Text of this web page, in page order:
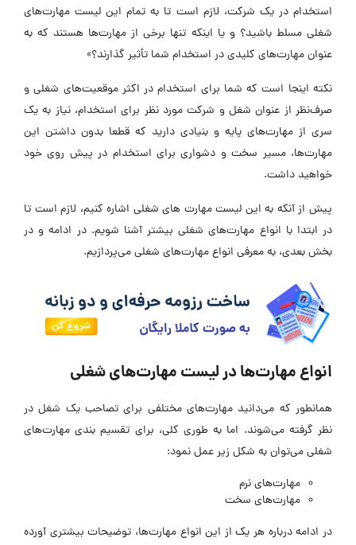
استخدام در یک شرکت‌، لازم است تا به تمام این لیست مهارت‌های
شغلی مسلط باشید؟ و یا اینکه تنها برخی از مهارت‌ها هستند که به
عنوان مهارت‌های کلیدی در استخدام شما تأثیر گذارند؟»
نکته اینجا است که شما برای استخدام در اکثر موقعیت‌های شغلی و
صرف‌نظر از عنوان شغل و شرکت مورد نظر برای استخدام، نیاز به یک
سری از مهارت‌های پایه و بنیادی دارید که قطعا بدون داشتن این
مهارت‌ها، مسیر سخت و دشواری برای استخدام در پیش روی خود
خواهید داشت.
پیش از آنکه به این لیست مهارت‌ های شغلی اشاره کنیم، لازم است تا
در ابتدا با انواع مهارت‌های شغلی بیشتر آشنا شویم. در ادامه و در
بخش بعدی، به معرفی انواع مهارت‌های شغلی می‌پردازیم.
انواع مهارت‌ها در لیست مهارت‌‌های شغلی
همانطور که می‌دانید مهارت‌های مختلفی برای تصاحب یک شغل در
نظر گرفته می‌شوند. اما به طوری کلی، برای تقسیم بندی مهارت‌های
شغلی می‌توان به شکل زیر عمل نمود:
مهارت‌های نرم
مهارت‌های سخت
در ادامه درباره هر یک از این انواع مهارت‌ها، توضیحات بیشتری آورده